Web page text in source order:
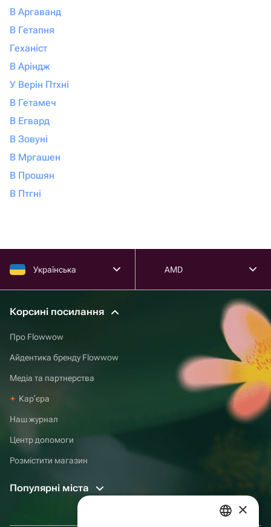
В Аргаванд
В Гетапня
Геханіст
В Аріндж
У Верін Птхні
В Гетамеч
В Егвард
В Зовуні
В Мргашен
В Прошян
В Птгні
Українська AMD
Корсині посилання
Про Flowwow
Айдентика бренду Flowwow
Медіа та партнерства
Карʼєра
Наш журнал
Центр допомоги
Розмістити магазин
Популярні міста
×